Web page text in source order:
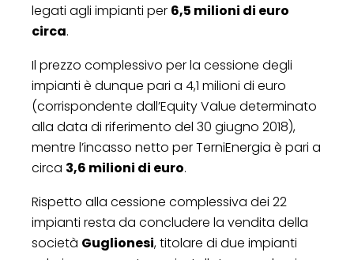
legati agli impianti per 6,5 milioni di euro
circa.
Il prezzo complessivo per la cessione degli
impianti è dunque pari a 4,1 milioni di euro
(corrispondente dall’Equity Value determinato
alla data di riferimento del 30 giugno 2018),
mentre l’incasso netto per TerniEnergia è pari a
circa 3,6 milioni di euro.
Rispetto alla cessione complessiva dei 22
impianti resta da concludere la vendita della
società Guglionesi, titolare di due impianti